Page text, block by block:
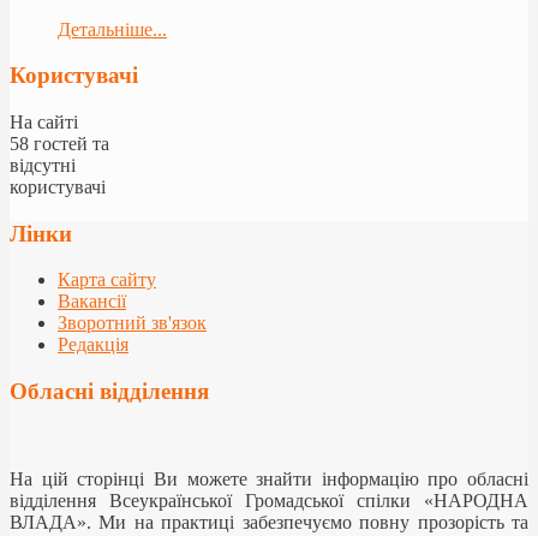
Детальніше...
Користувачі
На сайті
58 гостей та
відсутні
користувачі
Лінки
Карта сайту
Вакансії
Зворотний зв'язок
Редакція
Обласні відділення
На цій сторінці Ви можете знайти інформацію про обласні
відділення Всеукраїнської Громадської спілки «НАРОДНА
ВЛАДА». Ми на практиці забезпечуємо повну прозорість та